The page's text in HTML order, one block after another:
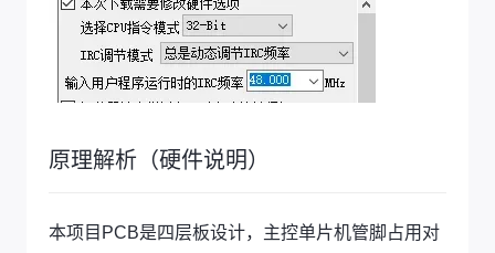
原理解析（硬件说明）
本项目PCB是四层板设计，主控单片机管脚占用对